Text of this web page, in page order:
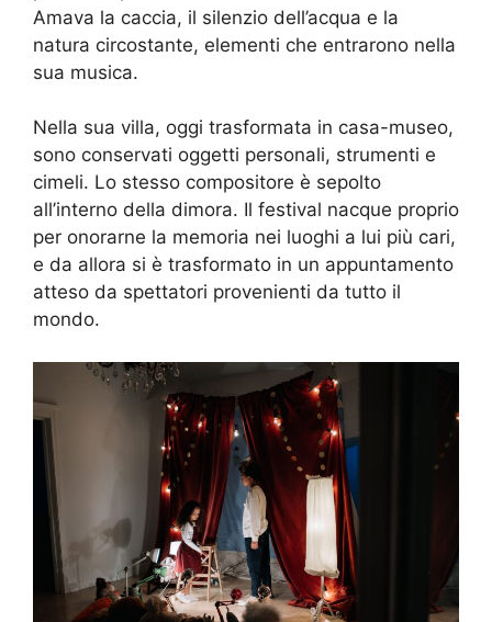
Amava la caccia, il silenzio dell’acqua e la
natura circostante, elementi che entrarono nella
sua musica.
Nella sua villa, oggi trasformata in casa-museo,
sono conservati oggetti personali, strumenti e
cimeli. Lo stesso compositore è sepolto
all’interno della dimora. Il festival nacque proprio
per onorarne la memoria nei luoghi a lui più cari,
e da allora si è trasformato in un appuntamento
atteso da spettatori provenienti da tutto il
mondo.